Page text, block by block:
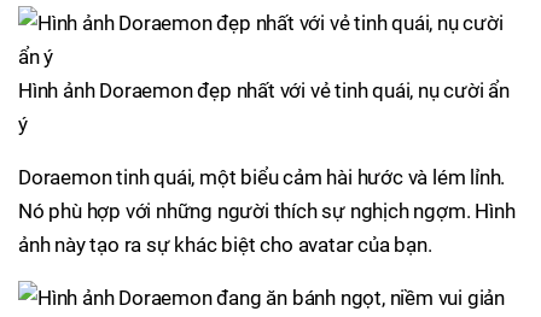
Hình ảnh Doraemon đẹp nhất với vẻ tinh quái, nụ cười ẩn
ý
Doraemon tinh quái, một biểu cảm hài hước và lém lỉnh.
Nó phù hợp với những người thích sự nghịch ngợm. Hình
ảnh này tạo ra sự khác biệt cho avatar của bạn.